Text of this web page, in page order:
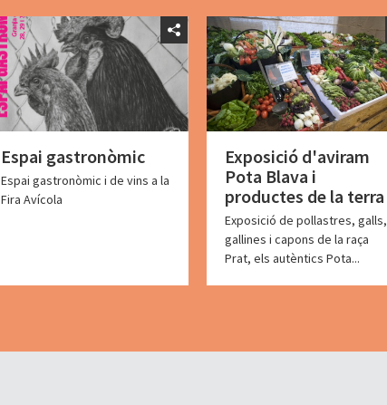
Espai gastronòmic
Espai gastronòmic i de vins a la
Fira Avícola
Exposició d'aviram
Pota Blava i
productes de la terra
Exposició de pollastres, galls,
gallines i capons de la raça
Prat, els autèntics Pota...